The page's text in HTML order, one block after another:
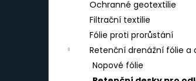
Ochranné geotextilie
Filtrační textilie
Fólie proti prorůstání
Retenční drenážní fólie a
Nopové fólie
AQUADESK 3000 RETENČNÍ